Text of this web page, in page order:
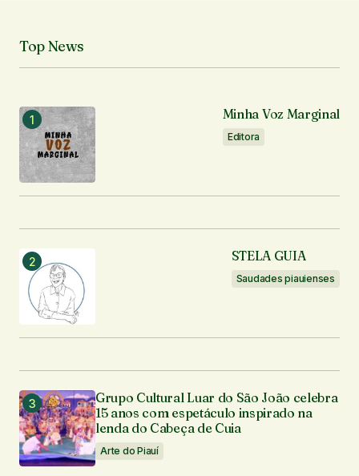
Notifique-me sobre novos comentários por e-mail.
Notifique-me sobre novas publicações por e-mail.
Top News
Minha Voz Marginal
Editora
STELA GUIA
Saudades piauienses
Grupo Cultural Luar do São João celebra
15 anos com espetáculo inspirado na
lenda do Cabeça de Cuia
Arte do Piauí